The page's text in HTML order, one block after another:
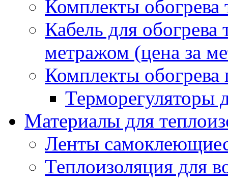
Комплекты обогрева
Кабель для обогрева
метражом (цена за
Комплекты обогрева
Терморегуляторы
Материалы для
Ленты
Теплоизоляция для